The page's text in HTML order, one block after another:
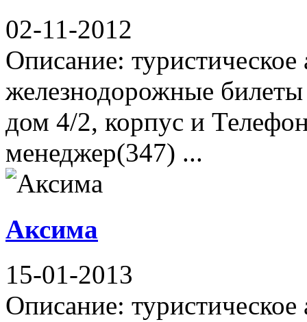
02-11-2012
Описание: туристическое
железнодорожные
дом 4/2, корпус и
менеджер(347) ...
Аксима
15-01-2013
Описание: